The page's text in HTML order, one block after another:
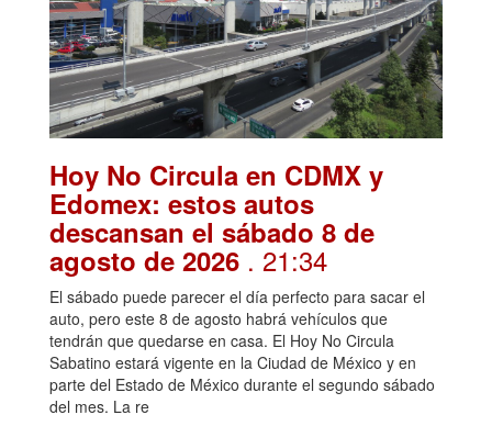
Hoy No Circula en CDMX y
Edomex: estos autos
descansan el sábado 8 de
agosto de 2026 . 21:34
El sábado puede parecer el día perfecto para sacar el
auto, pero este 8 de agosto habrá vehículos que
tendrán que quedarse en casa. El Hoy No Circula
Sabatino estará vigente en la Ciudad de México y en
parte del Estado de México durante el segundo sábado
del mes. La re